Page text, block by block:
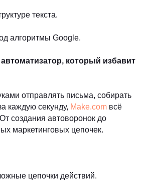
текста.
алгоритмы Google.
который избавит
отправлять письма, собирать
каждую секунду, Make.com всё
создания автоворонок до
маркетинговых цепочек.
цепочки действий.